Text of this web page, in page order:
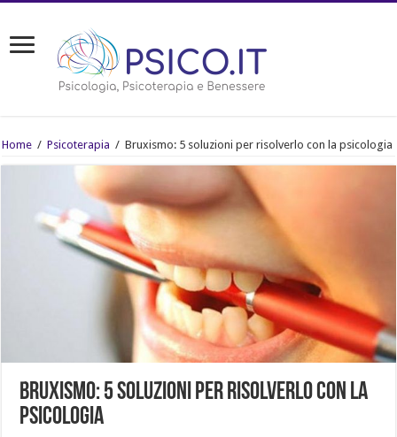
Home / Psicoterapia / Bruxismo: 5 soluzioni per risolverlo con la psicologia
Bruxismo: 5 soluzioni per risolverlo con la
psicologia